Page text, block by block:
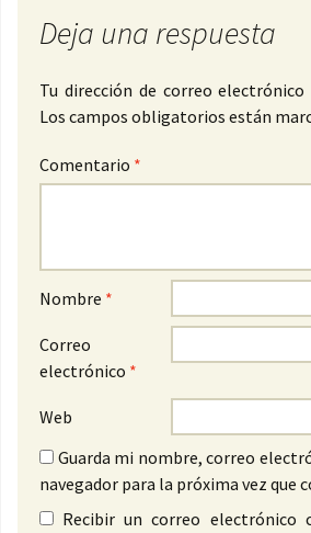
Deja una respuesta
Tu dirección de correo electrónico
Los campos obligatorios están
Comentario *
Nombre *
Correo
electrónico *
Web
Guarda mi nombre, correo
navegador para la próxima vez que
Recibir un correo electrónico